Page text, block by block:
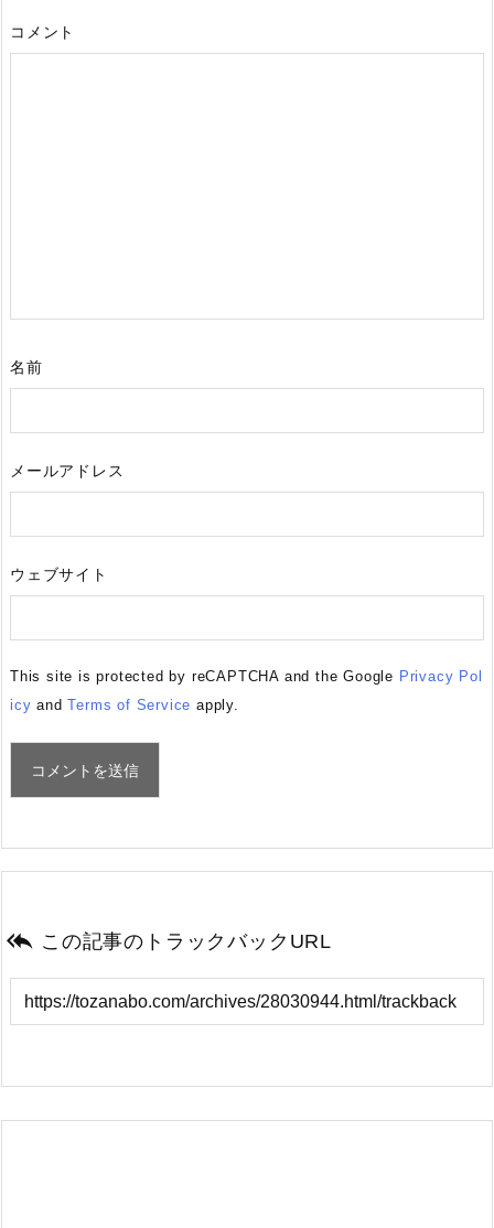
コメント
名前
メールアドレス
ウェブサイト
This site is protected by reCAPTCHA and the Google Privacy Pol
icy andTerms of Service apply.
 この記事のトラックバックURL